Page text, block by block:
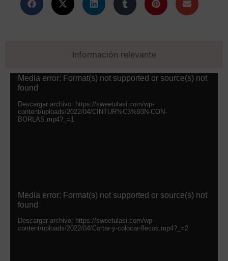
Información relevante
Reproductor
de
vídeo
Media error: Format(s) not supported or source(s) not
found
Descargar archivo: https://sweetulasi.com/wp-
content/uploads/2022/04/CINTUR%C3%93N-CON-
BORLAS.mp4?_=1
Reproductor
de
vídeo
Media error: Format(s) not supported or source(s) not
found
Descargar archivo: https://sweetulasi.com/wp-
content/uploads/2022/04/Cortar-y-colocar-flecos.mp4?_=2